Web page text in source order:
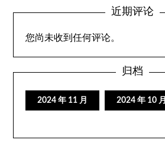
近期评论
您尚未收到任何评论。
归档
2024 年 11 月 2024 年 10 月